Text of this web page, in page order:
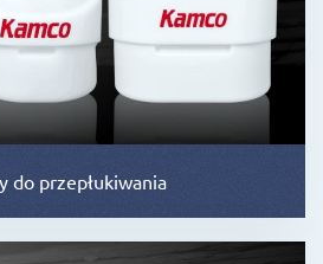
do przepłukiwania